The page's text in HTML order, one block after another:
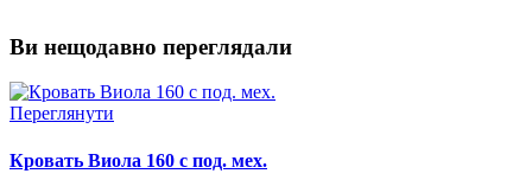
Ви нещодавно переглядали
Переглянути
Кровать Виола 160 с под. мех.